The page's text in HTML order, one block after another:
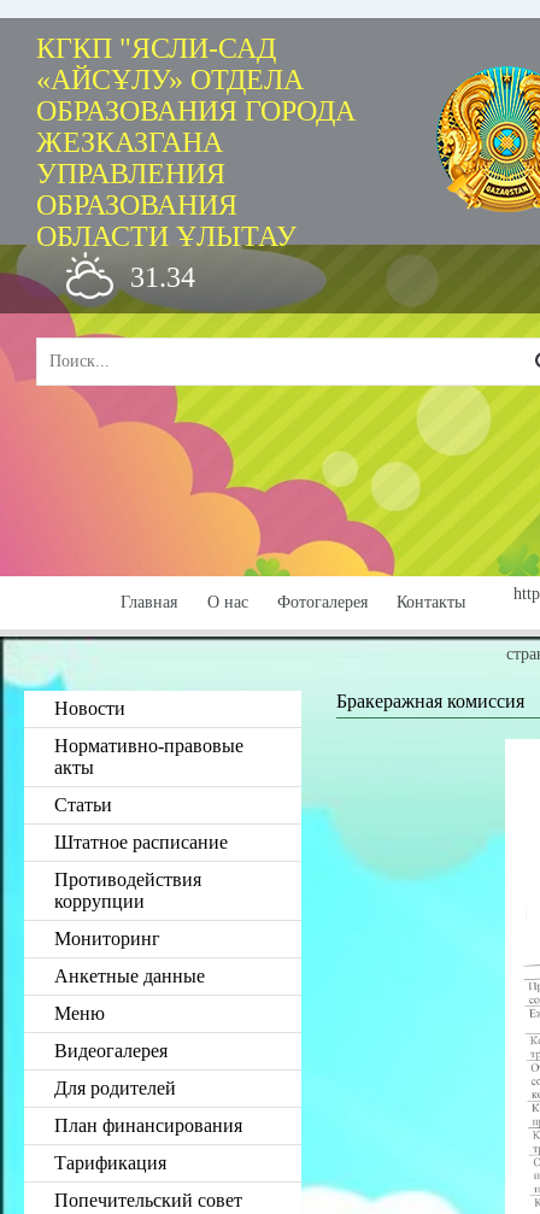
КГКП "ЯСЛИ-САД
«АЙСҰЛУ» ОТДЕЛА
ОБРАЗОВАНИЯ ГОРОДА
ЖЕЗКАЗГАНА
УПРАВЛЕНИЯ
ОБРАЗОВАНИЯ
ОБЛАСТИ ҰЛЫТАУ
31.34
Главная О нас Фотогалерея Контакты
Новости
Нормативно-правовые
акты
Статьи
Штатное расписание
Противодействия
коррупции
Мониторинг
Анкетные данные
Меню
Видеогалерея
Для родителей
План финансирования
Тарификация
Попечительский совет
Бракеражная комиссия